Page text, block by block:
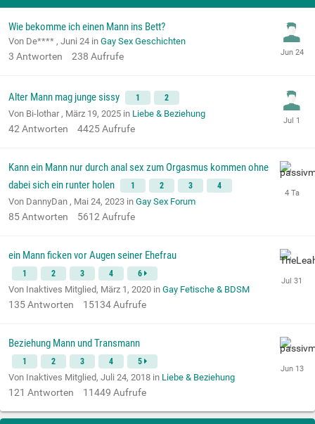
Wie bekomme ich einen Mann ins Bett?
Von De**** , Juni 24 in Gay Sex Geschichten
3 Antworten 238 Aufrufe
Alter Mann mag junge sissy 1 2
Von Bi-lothar , März 19, 2025 in Liebe & Beziehung
42 Antworten 4425Aufrufe
Kann ein Mann nur durch anal sex zum Orgasmus kommen ohne
dabei sich ein runter holen
1 2 3 4
Von DannyDan , Mai 24, 2023 in Gay Sex Forum
85Antworten 5612 Aufrufe
ein Mann ficken vor Augen seiner Ehefrau
1 2 3 4 6
Von Inaktives Mitglied, März 1, 2020 in Gay Fetische & BDSM
135Antworten 15134Aufrufe
Beziehung Mann und Transmann
1 2 3 4 5
Von Inaktives Mitglied, Juli 24, 2018 in Liebe & Beziehung
121 Antworten 11449 Aufrufe